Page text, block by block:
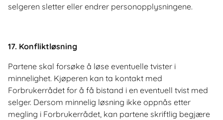
selgeren sletter eller endrer personopplysningene.
17. Konfliktløsning
Partene skal forsøke å løse eventuelle tvister i
minnelighet. Kjøperen kan ta kontakt med
Forbrukerrådet for å få bistand i en eventuell tvist med
selger. Dersom minnelig løsning ikke oppnås etter
megling i Forbrukerrådet, kan partene skriftlig begjære